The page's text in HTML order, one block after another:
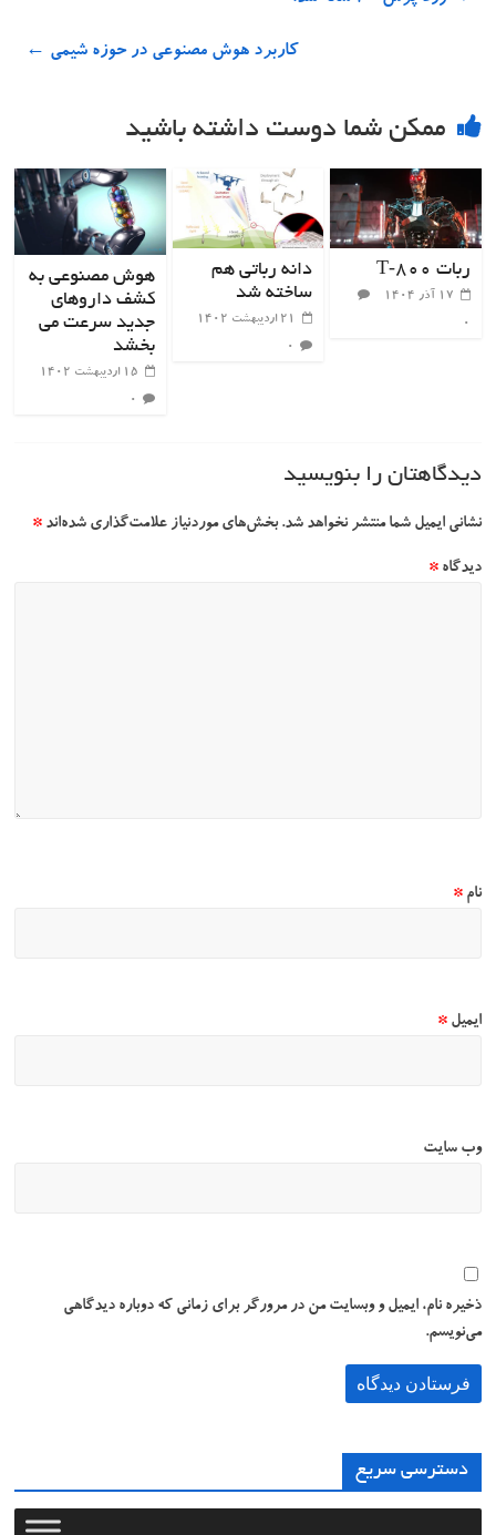
کاربرد هوش مصنوعی در حوزه شیمی ←
ممکن شما دوست داشته باشید
ربات T‑800
۱۷ آذر ۱۴۰۴
۰
دانه رباتی هم
ساخته شد
۲۱ اردیبهشت ۱۴۰۲
۰
هوش مصنوعی به
کشف داروهای
جدید سرعت می
بخشد
۱۵ اردیبهشت ۱۴۰۲
۰
دیدگاهتان را بنویسید
نشانی ایمیل شما منتشر نخواهد شد. بخش‌های موردنیاز علامت‌گذاری شده‌اند*
دیدگاه*
نام*
ایمیل*
وب‌ سایت
ذخیره نام، ایمیل و وبسایت من در مرورگر برای زمانی که دوباره دیدگاهی
می‌نویسم.
دسترسی سریع